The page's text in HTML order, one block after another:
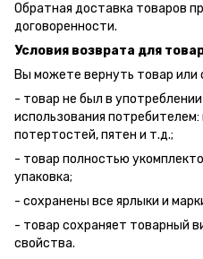
Обратная доставка товаров
договоренности.
Условия возврата для
Вы можете вернуть товар или
- товар не был в
использования потребителем:
потертостей, пятен и т.д.;
- товар полностью
упаковка;
- сохранены все ярлыки и
- товар сохраняет товарный
свойства.